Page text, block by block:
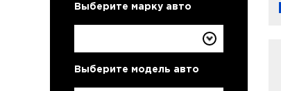
Выберите марку авто
Выберите модель авто